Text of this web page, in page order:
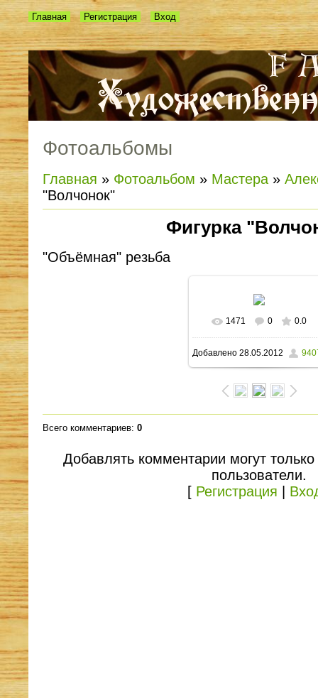
Главная Регистрация Вход
Фотоальбомы
Главная » Фотоальбом » Мастера »
"Волчонок"
Фигурка
"Объёмная" резьба
В реальном размере
1600x1149/ 150.5Kb
1471 0 0.0
Добавлено28.05.2012
Всего комментариев: 0
Добавлять комментарии могут
пользователи.
[ Регистрация